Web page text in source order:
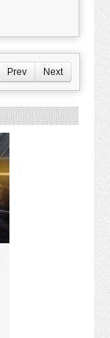
Prev Next